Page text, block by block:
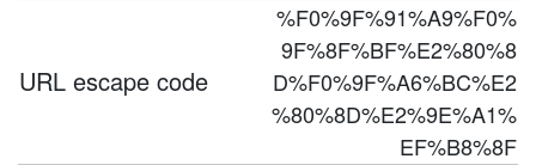
URL escape code
%F0%9F%91%A9%F0%
9F%8F%BF%E2%80%8
D%F0%9F%A6%BC%E2
%80%8D%E2%9E%A1%
EF%B8%8F